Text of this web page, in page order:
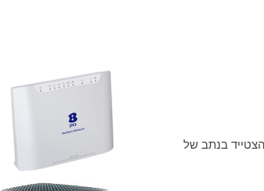
בנתב של